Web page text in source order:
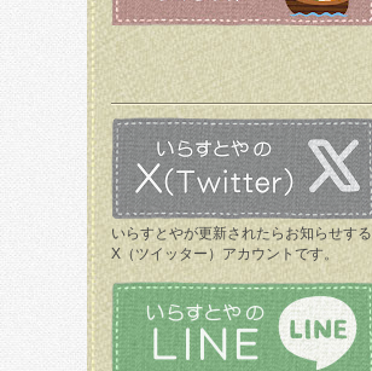
いらすとやが更新されたらお知らせする
X（ツイッター）アカウントです。